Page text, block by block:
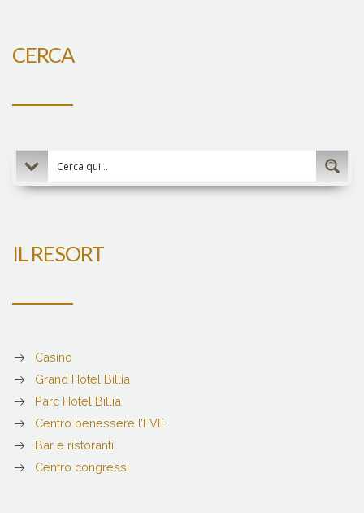
CERCA
IL RESORT
Casino
Grand Hotel Billia
Parc Hotel Billia
Centro benessere l’EVE
Bar e ristoranti
Centro congressi